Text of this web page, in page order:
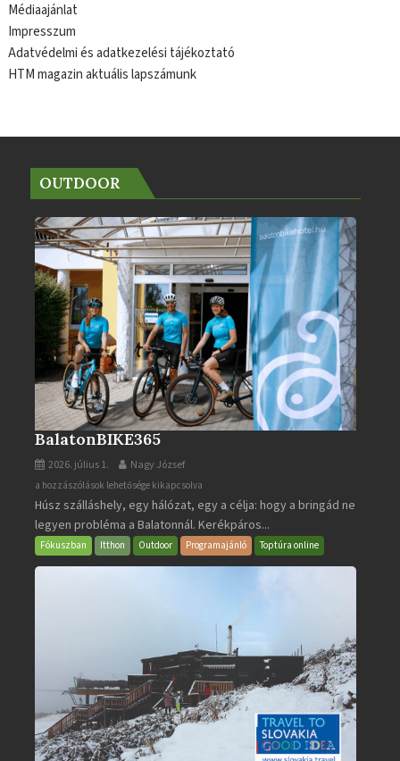
Médiaajánlat
Impresszum
Adatvédelmi és adatkezelési tájékoztató
HTM magazin aktuális lapszámunk
OUTDOOR
BalatonBIKE365
2026. július 1. Nagy József
BalatonBIKE365
bejegyzéshez
a hozzászólások lehetősége kikapcsolva
Húsz szálláshely, egy hálózat, egy a célja: hogy a bringád ne
legyen probléma a Balatonnál. Kerékpáros...
Fókuszban Itthon Outdoor Programajánló Toptúra online